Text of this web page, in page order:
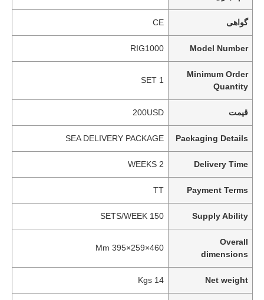
گواهی CE
Model Number
RIG1000
Minimum Order
Quantity
1 SET
قیمت 200USD
Packaging Details
SEA DELIVERY PACKAGE
Delivery Time
2 WEEKS
Payment Terms
TT
Supply Ability
150 SETS/WEEK
Overall
dimensions
460×259×395 Mm
Net weight
14 Kgs